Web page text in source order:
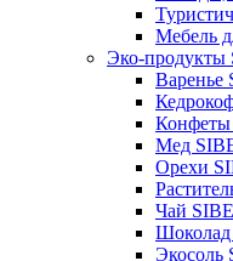
Мебель
Эко-продукты
Варенье
Конфеты
Мед
Орехи
Чай
Шоколад
Экосоль